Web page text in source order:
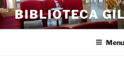
Saltar
para
o
BIBLIOTECA
Menu